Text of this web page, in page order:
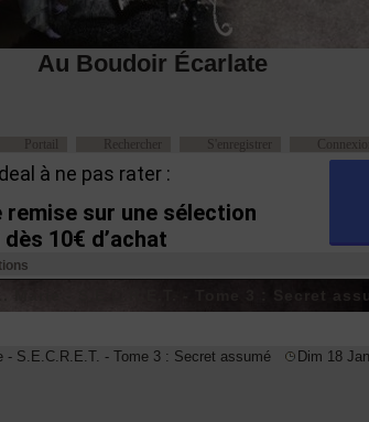
Au Boudoir Écarlate
Portail Rechercher S'enregistrer Connexion
à ne pas rater :
remise sur une sélection
10€ d’achat
Marie - S.E.C.R.E.T. - Tome 3 : Secret
- S.E.C.R.E.T. - Tome 3 : Secret assumé Dim 18